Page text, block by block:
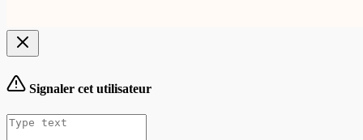
Signaler cet utilisateur